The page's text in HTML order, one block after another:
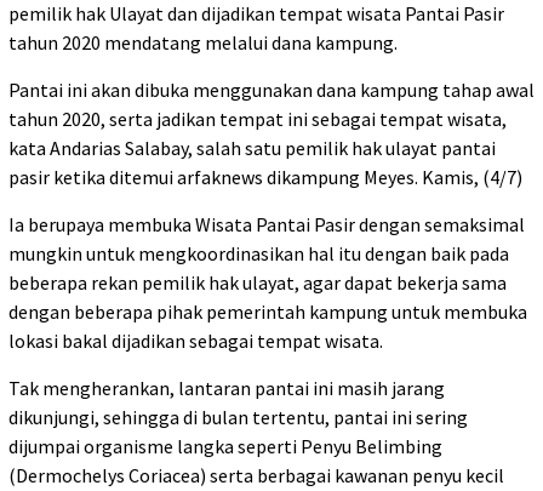
pemilik hak Ulayat dan dijadikan tempat wisata Pantai Pasir
tahun 2020 mendatang melalui dana kampung.
Pantai ini akan dibuka menggunakan dana kampung tahap awal
tahun 2020, serta jadikan tempat ini sebagai tempat wisata,
kata Andarias Salabay, salah satu pemilik hak ulayat pantai
pasir ketika ditemui arfaknews dikampung Meyes. Kamis, (4/7)
Ia berupaya membuka Wisata Pantai Pasir dengan semaksimal
mungkin untuk mengkoordinasikan hal itu dengan baik pada
beberapa rekan pemilik hak ulayat, agar dapat bekerja sama
dengan beberapa pihak pemerintah kampung untuk membuka
lokasi bakal dijadikan sebagai tempat wisata.
Tak mengherankan, lantaran pantai ini masih jarang
dikunjungi, sehingga di bulan tertentu, pantai ini sering
dijumpai organisme langka seperti Penyu Belimbing
(Dermochelys Coriacea) serta berbagai kawanan penyu kecil